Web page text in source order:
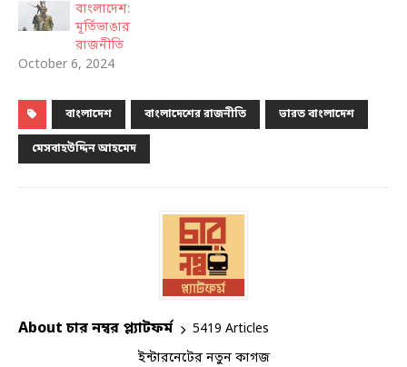
বাংলাদেশ:
মূর্তিভাঙার
রাজনীতি
October 6, 2024
বাংলাদেশ বাংলাদেশের রাজনীতি ভারত বাংলাদেশ
মেসবাহউদ্দিন আহমেদ
About চার নম্বর প্ল্যাটফর্ম
5419 Articles
ইন্টারনেটের নতুন কাগজ